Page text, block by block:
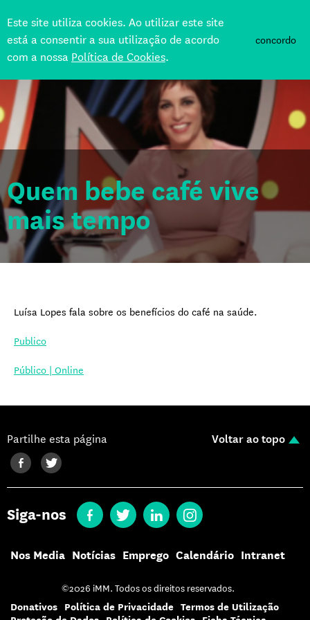
Este site utiliza cookies. Ao utilizar este site
está a consentir a sua utilização de acordo
com a nossa Política de Cookies.
concordo
Voltar
Quem bebe café vive
mais tempo
Luísa Lopes fala sobre os benefícios do café na saúde.
Publico
Público | Online
Partilhe esta página Voltar ao topo
Siga-nos
Nos Media Notícias Emprego Calendário Intranet
©2026 iMM. Todos os direitos reservados.
Donativos Política de Privacidade Termos de Utilização